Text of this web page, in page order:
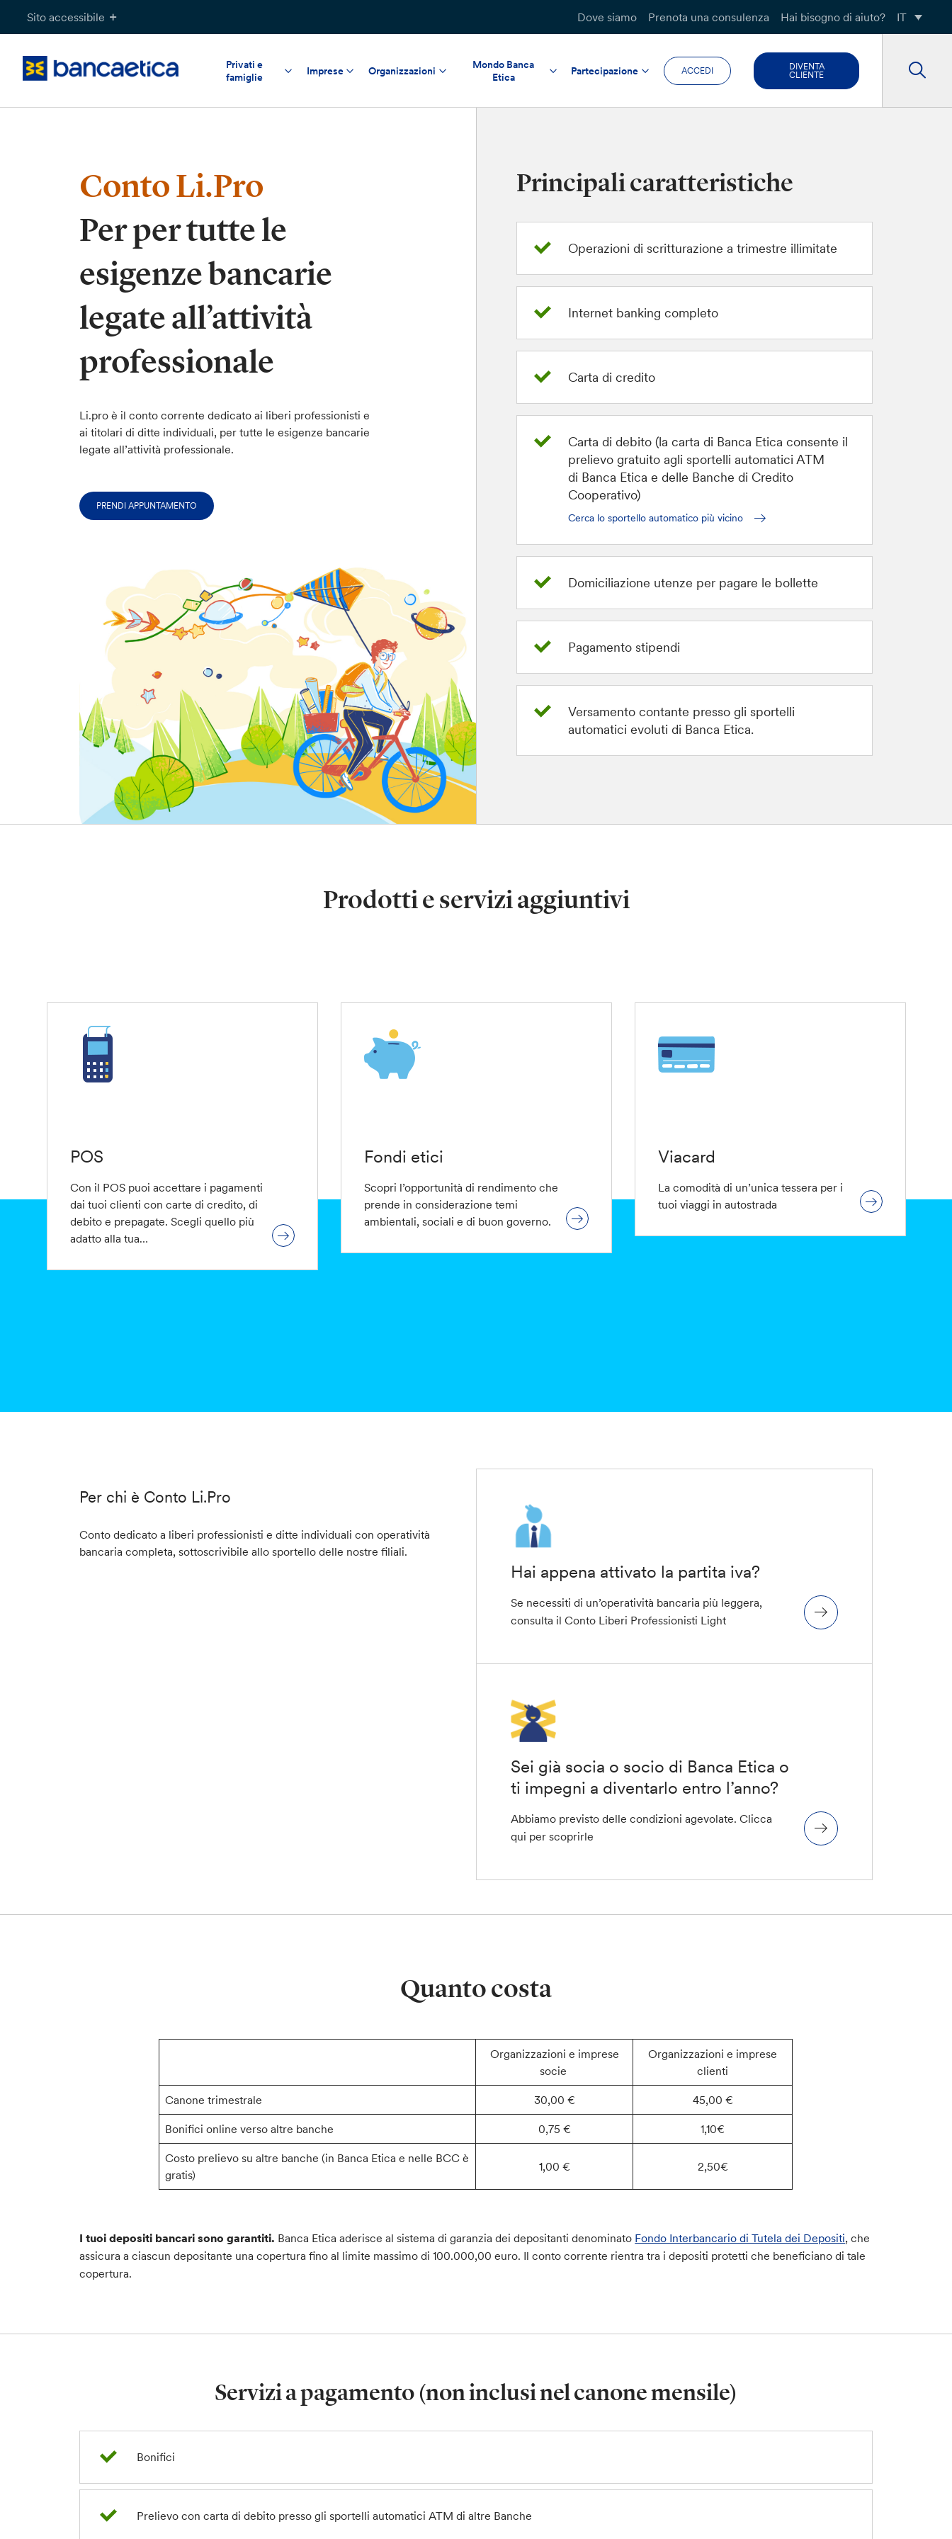
Sito accessibile Dove siamo Prenota una consulenza Hai bisogno di aiuto? IT
Privati e
famiglie
Imprese Organizzazioni
Mondo Banca
Etica
Partecipazione ACCEDI
DIVENTA
CLIENTE
Conto Li.Pro
Per per tutte le
esigenze bancarie
legate all’attività
professionale
Li.pro è il conto corrente dedicato ai liberi professionisti e
ai titolari di ditte individuali, per tutte le esigenze bancarie
legate all’attività professionale.
PRENDI APPUNTAMENTO
Principali caratteristiche
Operazioni di scritturazione a trimestre illimitate
Internet banking completo
Carta di credito
Carta di debito (la carta di Banca Etica consente il
prelievo gratuito agli sportelli automatici ATM
di Banca Etica e delle Banche di Credito
Cooperativo)
Cerca lo sportello automatico più vicino
Domiciliazione utenze per pagare le bollette
Pagamento stipendi
Versamento contante presso gli sportelli
automatici evoluti di Banca Etica.
Prodotti e servizi aggiuntivi
POS
Con il POS puoi accettare i pagamenti
dai tuoi clienti con carte di credito, di
debito e prepagate. Scegli quello più
adatto alla tua…
Fondi etici
Scopri l’opportunità di rendimento che
prende in considerazione temi
ambientali, sociali e di buon governo.
Viacard
La comodità di un’unica tessera per i
tuoi viaggi in autostrada
Per chi è Conto Li.Pro
Conto dedicato a liberi professionisti e ditte individuali con operatività
bancaria completa, sottoscrivibile allo sportello delle nostre filiali.
Hai appena attivato la partita iva?
Se necessiti di un’operatività bancaria più leggera,
consulta il Conto Liberi Professionisti Light
Sei già socia o socio di Banca Etica o
ti impegni a diventarlo entro l’anno?
Abbiamo previsto delle condizioni agevolate. Clicca
qui per scoprirle
Quanto costa
Organizzazioni e imprese
socie
Organizzazioni e imprese
clienti
Canone trimestrale 30,00 € 45,00 €
Bonifici online verso altre banche 0,75 € 1,10€
Costo prelievo su altre banche (in Banca Etica e nelle BCC è
gratis)
1,00 € 2,50€
I tuoi depositi bancari sono garantiti. Banca Etica aderisce al sistema di garanzia dei depositanti denominato Fondo Interbancario di Tutela dei Depositi, che
assicura a ciascun depositante una copertura fino al limite massimo di 100.000,00 euro. Il conto corrente rientra tra i depositi protetti che beneficiano di tale
copertura.
Servizi a pagamento (non inclusi nel canone mensile)
Bonifici
Prelievo con carta di debito presso gli sportelli automatici ATM di altre Banche